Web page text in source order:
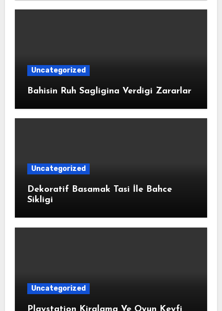
Uncategorized
Bahisin Ruh Sagligina Verdigi Zararlar
Uncategorized
Dekoratif Basamak Tasi İle Bahce
Sikligi
Uncategorized
Playstation Kiralama Ve Oyun Keyfi